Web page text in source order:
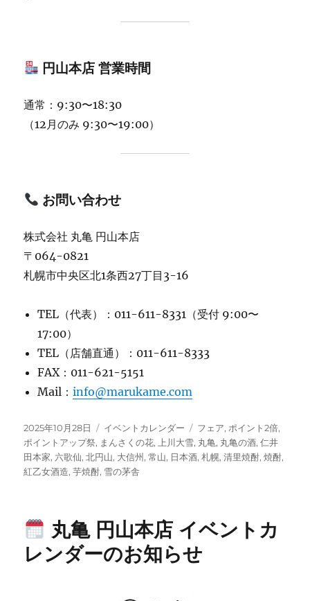
円山本店 営業時間
通常：9:30〜18:30
（12月のみ 9:30〜19:00）
お問い合わせ
株式会社 丸亀 円山本店
〒064-0821
札幌市中央区北1条西27丁目3-16
TEL（代表）：011-611-8331（受付 9:00〜
17:00）
TEL（店舗直通）：011-611-8333
FAX：011-621-5151
Mail：info@marukame.com
投
稿
日:
2025年10月28日
カ
テ
ゴ
リ
イベントカレンダー
タ
グ
フェア, ポイント2倍,
ポイントアップ祭, まんさくの花, 上川大雪, 丸亀, 丸亀の酒,仁井
田本家, 六歌仙,北円山, 大信州 ,常山, 日本酒,札幌,清里焼酎,焼酎,
紅乙女酒造,芋焼酎, 雪の茅舎
丸亀 円山本店 イベントカ
レンダーのお知らせ